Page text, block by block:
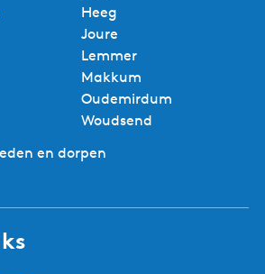
Heeg
Joure
Lemmer
Makkum
Oudemirdum
Woudsend
en dorpen